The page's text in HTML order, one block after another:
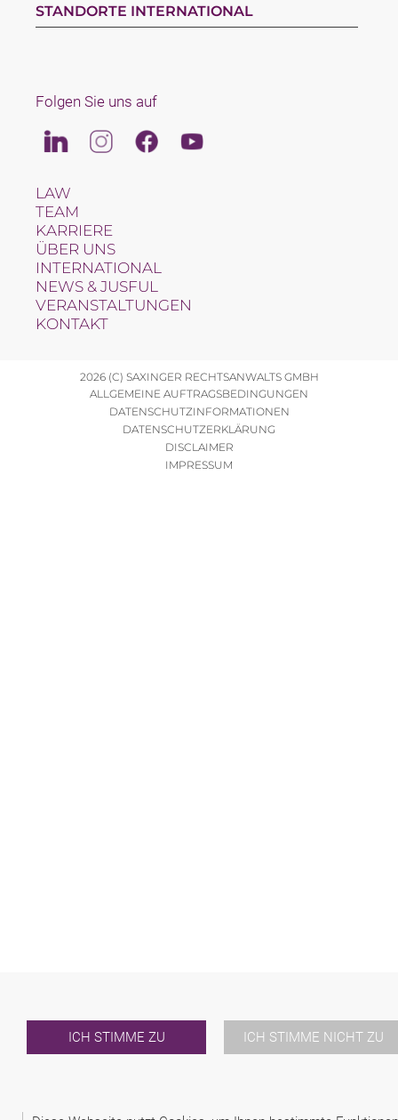
ICH STIMME ZU ICH STIMME NICHT ZU
STANDORTE INTERNATIONAL
Folgen Sie uns auf
LinkedinInstagramFacebookYoutube
LAW
TEAM
KARRIERE
ÜBER UNS
INTERNATIONAL
NEWS & JUSFUL
VERANSTALTUNGEN
KONTAKT
2026 (C) SAXINGER RECHTSANWALTS GMBH
ALLGEMEINE AUFTRAGSBEDINGUNGEN
DATENSCHUTZINFORMATIONEN
DATENSCHUTZERKLÄRUNG
DISCLAIMER
IMPRESSUM